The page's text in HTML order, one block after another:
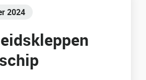
2024